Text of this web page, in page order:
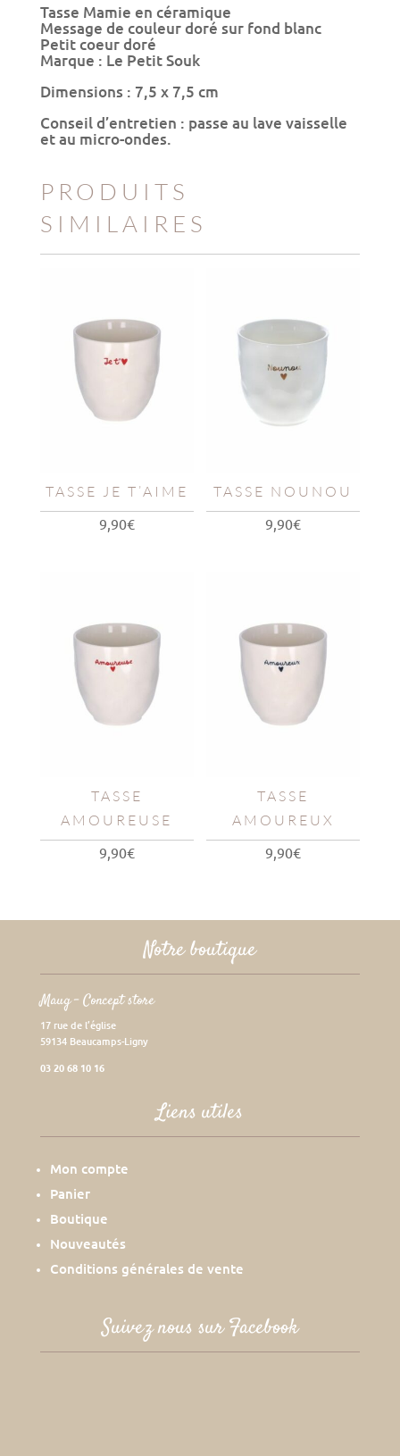
Tasse Mamie en céramique
Message de couleur doré sur fond blanc
Petit coeur doré
Marque : Le Petit Souk
Dimensions : 7,5 x 7,5 cm
Conseil d’entretien : passe au lave vaisselle
et au micro-ondes.
PRODUITS
SIMILAIRES
TASSE JE T’AIME
9,90€
TASSE NOUNOU
9,90€
TASSE
AMOUREUSE
9,90€
TASSE
AMOUREUX
9,90€
Notre boutique
Maug – Concept store
17 rue de l’église
59134 Beaucamps-Ligny
03 20 68 10 16
Liens utiles
Mon compte
Panier
Boutique
Nouveautés
Conditions générales de vente
Suivez nous sur Facebook